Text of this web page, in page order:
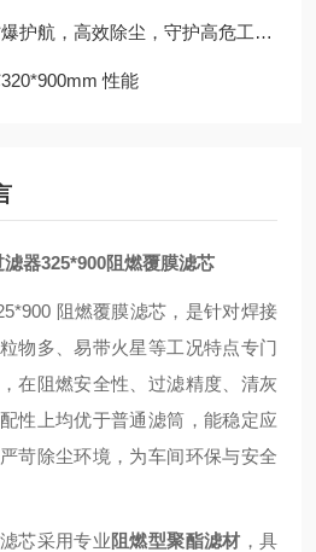
航，高效除尘，守护高危工况安全
性能
器325*900阻燃覆膜滤芯
阻燃覆膜滤芯，是针对焊接
物多、易带火星等工况特点专门
在阻燃安全性、过滤精度、清灰
性上均优于普通滤筒，能稳定应
苛除尘环境，为车间环保与安全
芯采用专业阻燃型聚酯滤材 ，具